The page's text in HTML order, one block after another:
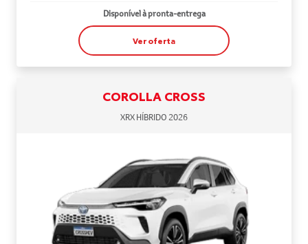
Disponível à pronta-entrega
Ver oferta
COROLLA CROSS
XRX HÍBRIDO 2026